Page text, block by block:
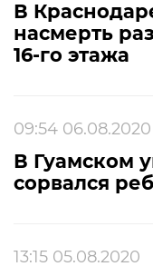
В
насмерть
16-го этажа
09:54 06.08.2020
В Гуамском
сорвался
13:15 05.08.2020